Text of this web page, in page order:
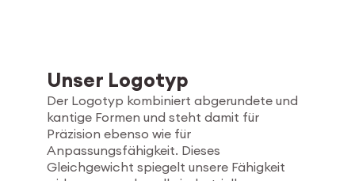
Unser Logotyp
Der Logotyp kombiniert abgerundete und
kantige Formen und steht damit für
Präzision ebenso wie für
Anpassungsfähigkeit. Dieses
Gleichgewicht spiegelt unsere Fähigkeit